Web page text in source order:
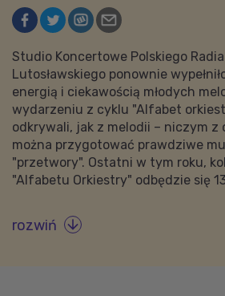
Studio Koncertowe Polskiego
Lutosławskiego ponownie
energią i ciekawością młodych
wydarzeniu z cyklu "Alfabet
odkrywali, jak z melodii – niczym z
można przygotować prawdziwe
"przetwory". Ostatni w tym roku,
"Alfabetu Orkiestry" odbędzie się
rozwiń 